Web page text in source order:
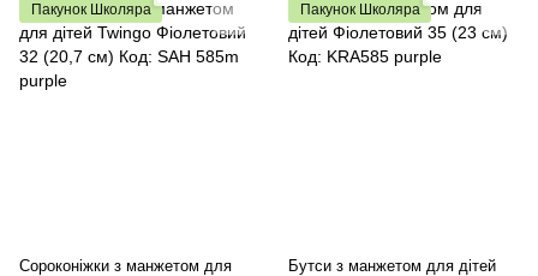
Пакунок Школяра
Сороконіжки з манжетом для
Пакунок Школяра
Бутси з манжетом для дітей